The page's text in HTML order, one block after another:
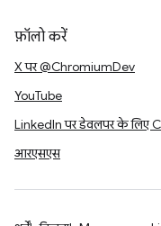
फ़ॉलो करें
X पर @ChromiumDev
YouTube
LinkedIn पर डेवलपर के लिए
आरएसएस